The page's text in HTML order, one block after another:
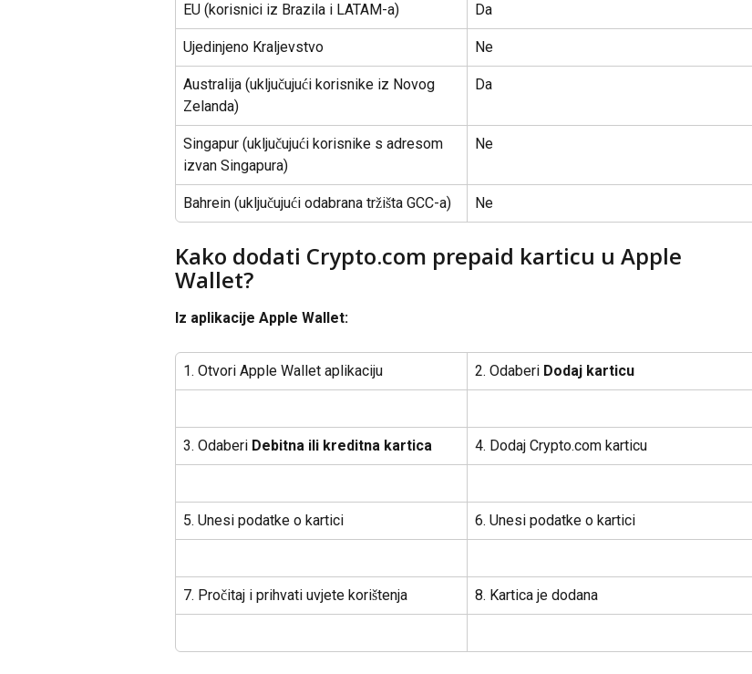
EU (korisnici iz Brazila i LATAM-a) Da
Ujedinjeno Kraljevstvo Ne
Australija (uključujući korisnike iz Novog
Zelanda)
Da
Singapur (uključujući korisnike s adresom
izvan Singapura)
Ne
Bahrein (uključujući odabrana tržišta GCC-a) Ne
Kako dodati Crypto.com prepaid karticu u Apple
Wallet?
Iz aplikacije Apple Wallet:
1. Otvori Apple Wallet aplikaciju 2. Odaberi Dodaj karticu
3. Odaberi Debitna ili kreditna kartica 4. Dodaj Crypto.com karticu
5. Unesi podatke o kartici 6. Unesi podatke o kartici
7. Pročitaj i prihvati uvjete korištenja 8. Kartica je dodana